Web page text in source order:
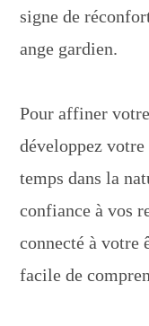
signe de
ange gardien.
Pour affiner
développez
temps dans la
confiance à vos
connecté à votre
facile de